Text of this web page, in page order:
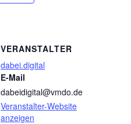
VERANSTALTER
dabei.digital
E-Mail
dabeidigital@vmdo.de
Veranstalter-Website
anzeigen